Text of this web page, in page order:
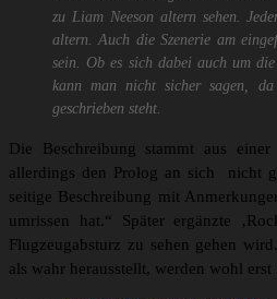
zu Liam Neeson altern sehen.
altern. Auch die Szenerie am
sein. Ob es sich dabei auch um
kann man nicht sicher sagen,
geschrieben steht.
Die Beschreibung stammt aus
allerdings den Prolog an sich nicht
seitige Beschreibung mit
umrissen hat.“ Später ergänzte
Flugzeugabsturz zu sehen gehen
als wahr herausstellt, werden wohl